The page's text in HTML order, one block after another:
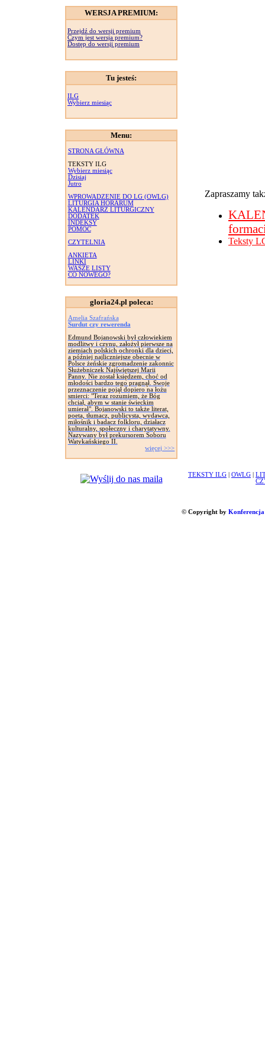
WERSJA PREMIUM:
Przejdź do wersji premium
Czym jest wersja premium?
Dostęp do wersji premium
Tu jesteś:
ILG
Wybierz miesiąc
Menu:
STRONA GŁÓWNA
TEKSTY ILG
Wybierz miesiąc
Dzisiaj
Jutro
WPROWADZENIE DO LG (OWLG)
LITURGIA HORARUM
KALENDARZ LITURGICZNY
DODATEK
INDEKSY
POMOC
CZYTELNIA
ANKIETA
LINKI
WASZE LISTY
CO NOWEGO?
gloria24.pl poleca:
Amelia Szafrańska
Surdut czy rewerenda
Edmund Bojanowski był człowiekiem
modlitwy i czynu, założył pierwsze na
ziemiach polskich ochronki dla dzieci,
a później najliczniejsze obecnie w
Polsce żeńskie zgromadzenie zakonnic
Służebniczek Najświętszej Marii
Panny. Nie został księdzem, choć od
młodości bardzo tego pragnął. Swoje
przeznaczenie pojął dopiero na łożu
smierci: "Teraz rozumiem, że Bóg
chciał, abym w stanie świeckim
umierał". Bojanowski to także literat,
poeta, tłumacz, publicysta, wydawca,
miłośnik i badacz folkloru, działacz
kulturalny, społeczny i charytatywny.
Nazywany był prekursorem Soboru
Watykańskiego II.
więcej >>>
Zapraszamy
Teksty
TEKSTY ILG OWLG
© Copyright by Konferencja